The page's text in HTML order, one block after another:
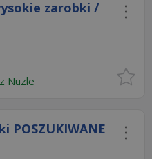
zarobki /
Nuzle
POSZUKIWANE